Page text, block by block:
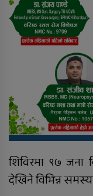
शिविरमा ९७ जना
देखिने विभिन्न